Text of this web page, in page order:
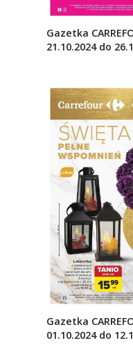
Gazetka
21.10.2024 do
Gazetka
01.10.2024 do